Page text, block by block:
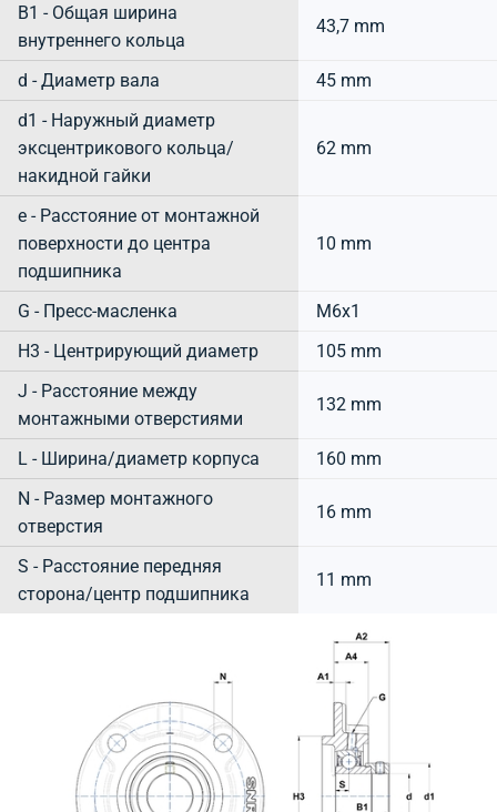
B1 - Общая ширина
внутреннего кольца
43,7 mm
d - Диаметр вала
45 mm
d1 - Наружный диаметр
эксцентрикового кольца/
накидной гайки
62 mm
e - Расстояние от монтажной
поверхности до центра
подшипника
10 mm
G - Пресс-масленка
M6x1
H3 - Центрирующий диаметр
105 mm
J - Расстояние между
монтажными отверстиями
132 mm
L - Ширина/диаметр корпуса
160 mm
N - Размер монтажного
отверстия
16 mm
S - Расстояние передняя
сторона/центр подшипника
11 mm